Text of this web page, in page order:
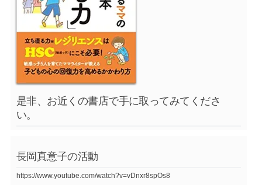
是非、お近くの書店で手に取ってみてくださ
い。
長岡真意子の活動
https://www.youtube.com/watch?v=vDnxr8spOs8